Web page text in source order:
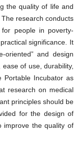
the quality of life and
research conducts
people in poverty-
significance. It
oriented” and design
of use, durability,
Portable Incubator as
research on medical
principles should be
for the design of
improve the quality of